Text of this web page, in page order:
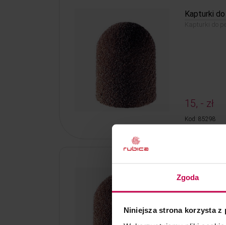
Zgoda
Niniejsza strona korzysta z
Kapturki
Kapturki do
15, - zł
Kod: 85298
Kapturki
Kapturki do